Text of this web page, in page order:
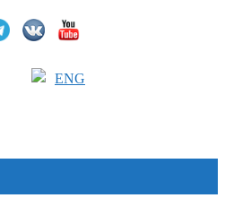
ENG